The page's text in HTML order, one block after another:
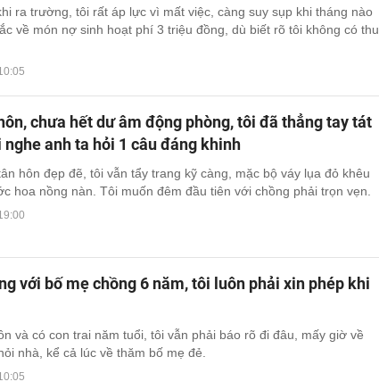
ra trường, tôi rất áp lực vì mất việc, càng suy sụp khi tháng nào
về món nợ sinh hoạt phí 3 triệu đồng, dù biết rõ tôi không có thu
chưa hết dư âm động phòng, tôi đã thẳng tay tát
nghe anh ta hỏi 1 câu đáng khinh
hôn đẹp đẽ, tôi vẫn tẩy trang kỹ càng, mặc bộ váy lụa đỏ khêu
hoa nồng nàn. Tôi muốn đêm đầu tiên với chồng phải trọn vẹn.
với bố mẹ chồng 6 năm, tôi luôn phải xin phép khi
và có con trai năm tuổi, tôi vẫn phải báo rõ đi đâu, mấy giờ về
nhà, kể cả lúc về thăm bố mẹ đẻ.